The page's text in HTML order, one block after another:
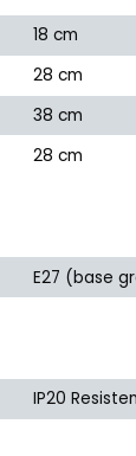
18 cm
28 cm
38 cm
28 cm
E27 (base
IP20